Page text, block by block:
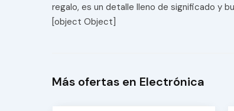
regalo, es un detalle lleno de significado y
[object Object]
Más ofertas en Electrónica